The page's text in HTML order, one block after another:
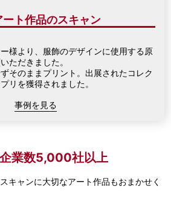
ト作品のスキャン
様より、服飾のデザインに使用する原
ただきました。
そのままプリント。出展されたコレク
リを獲得されました。
事例を見る
業数5,000社以上
キャンに大切なアート作品もおまかせく